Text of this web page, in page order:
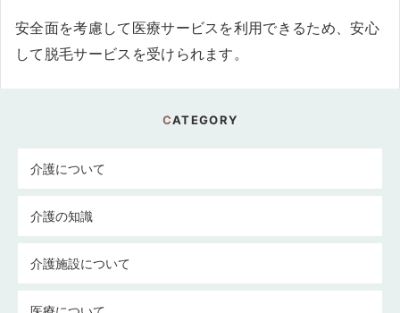
安全面を考慮して医療サービスを利用できるため、安心
して脱毛サービスを受けられます。
CATEGORY
介護について
介護の知識
介護施設について